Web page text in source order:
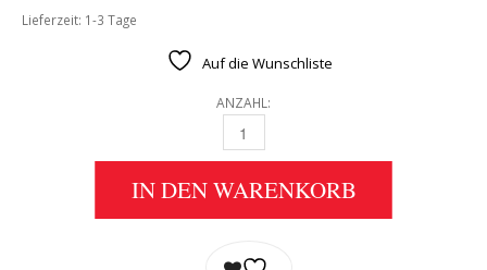
Lieferzeit: 1-3 Tage
Auf die Wunschliste
ANZAHL:
BEATLES-MAGAZIN THINGS 267
IN DEN WARENKORB